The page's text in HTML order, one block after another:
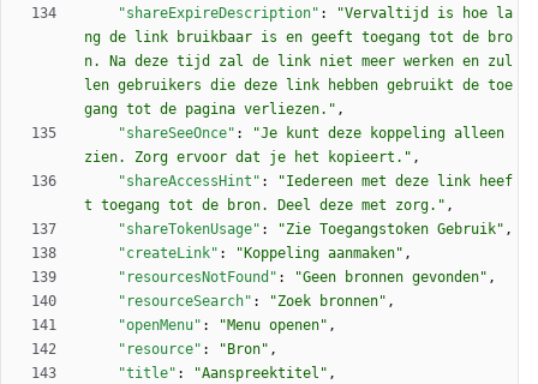
"shareExpireDescription" :
"Vervaltijd is hoe la
ng de link bruikbaar is en geeft toegang tot de bro
n. Na deze tijd zal de link niet meer werken en zul
len gebruikers die deze link hebben gebruikt de toe
gang tot de pagina verliezen." ,
"shareSeeOnce" :
"Je kunt deze koppeling alleen
zien. Zorg ervoor dat je het kopieert." ,
"shareAccessHint" :
"Iedereen met deze link heef
t toegang tot de bron. Deel deze met zorg." ,
"shareTokenUsage" : "Zie Toegangstoken Gebruik" ,
"createLink" : "Koppeling aanmaken" ,
"resourcesNotFound" : "Geen bronnen gevonden" ,
"resourceSearch" : "Zoek bronnen" ,
"openMenu" : "Menu openen" ,
"resource" : "Bron" ,
"title" : "Aanspreektitel" ,